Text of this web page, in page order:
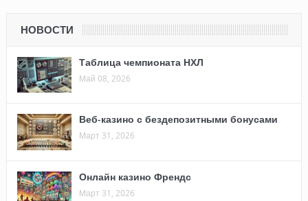
НОВОСТИ
Таблица чемпионата НХЛ
Май 08, 2026
Веб-казино с бездепозитными бонусами
Март 31, 2026
Онлайн казино Френдс
Март 31, 2026